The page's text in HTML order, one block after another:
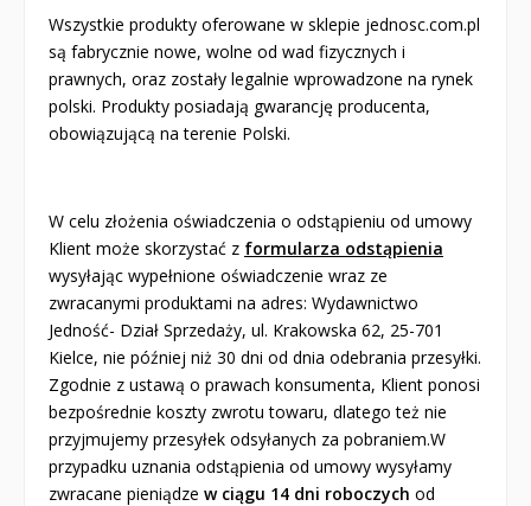
PROMOCJA ZESTAWY STARTOWE KAKADU
WYPRZEDAŻ
RELIGIJNE
DLA DZIECI
Wszystkie produkty oferowane w sklepie jednosc.com.pl
są fabrycznie nowe, wolne od wad fizycznych i
prawnych, oraz zostały legalnie wprowadzone na rynek
polski. Produkty posiadają gwarancję producenta,
obowiązującą na terenie Polski.
W celu złożenia oświadczenia o odstąpieniu od umowy
Klient może skorzystać z formularza odstąpienia
wysyłając wypełnione oświadczenie wraz ze
zwracanymi produktami na adres: Wydawnictwo
Jedność- Dział Sprzedaży, ul. Krakowska 62, 25-701
Kielce, nie później niż 30 dni od dnia odebrania przesyłki.
Zgodnie z ustawą o prawach konsumenta, Klient ponosi
bezpośrednie koszty zwrotu towaru, dlatego też nie
przyjmujemy przesyłek odsyłanych za pobraniem.W
przypadku uznania odstąpienia od umowy wysyłamy
zwracane pieniądze w ciągu 14 dni roboczych od